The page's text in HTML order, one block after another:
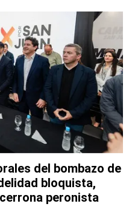
del bombazo de
bloquista,
peronista